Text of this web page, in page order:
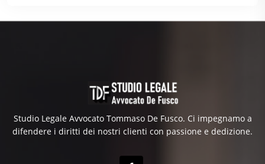
Studio Legale Avvocato Tommaso De Fusco. Ci impegnamo a
difendere i diritti dei nostri clienti con passione e dedizione.